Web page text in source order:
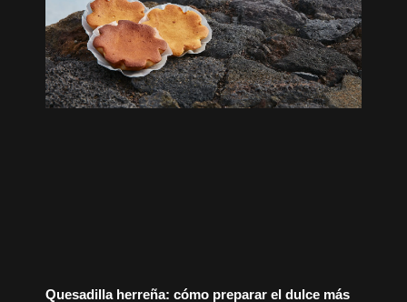
Quesadilla herreña: cómo preparar el dulce más